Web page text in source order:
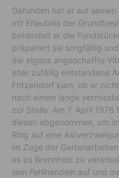
Gefunden hat er auf seinen
mit Erlaubnis der
behandelt er die
präpariert sie sorgfältig
die eigens angeschaffte
eher zufällig entstandene
Fritzendorf kam, ob er
nach einem lange
zur Stelle: Am 7. April
diesen abgenommen, um
Ring auf eine
im Zuge der
es zu Brennholz zu
sein Fehlhandeln auf und